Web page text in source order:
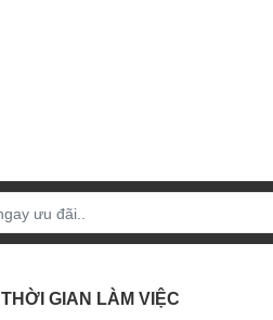
THỜI GIAN LÀM VIỆC